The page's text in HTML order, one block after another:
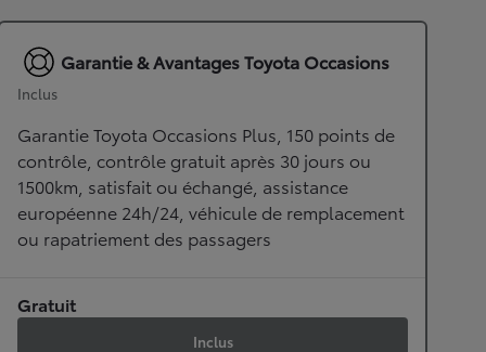
Garantie & Avantages Toyota Occasions
Inclus
Garantie Toyota Occasions Plus, 150 points de
contrôle, contrôle gratuit après 30 jours ou
1500km, satisfait ou échangé, assistance
européenne 24h/24, véhicule de remplacement
ou rapatriement des passagers
Gratuit
Inclus